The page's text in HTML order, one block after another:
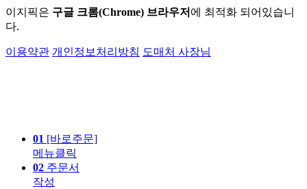
이지픽은 구글 크롬(Chrome) 브라우저 에 최적화 되어있습니
다.
이용약관 개인정보처리방침 도매처 사장님
01 [바로주문]
메뉴클릭
02 주문서
작성